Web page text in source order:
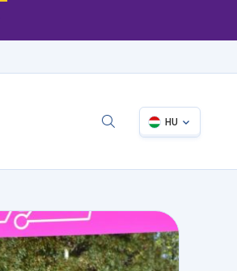
HU